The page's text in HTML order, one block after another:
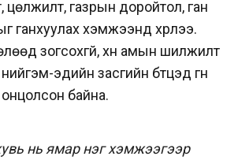
цөлжилт, газрын доройтол, ган
ганхуулах хэмжээнд хүрлээ.
зогсохгүй, хүн амын шилжилт
эдийн засгийн бүтцэд гүн
онцолсон байна.
нь ямар нэг хэмжээгээр